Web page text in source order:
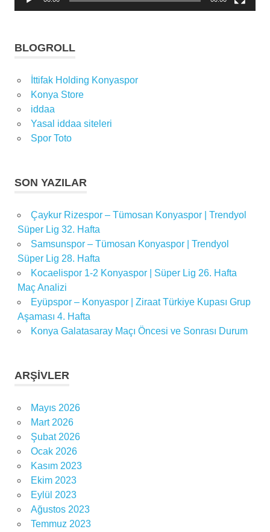
sonucu
BLOGROLL
İttifak Holding Konyaspor
Konya Store
iddaa
Yasal iddaa siteleri
Spor Toto
SON YAZILAR
Çaykur Rizespor – Tümosan Konyaspor | Trendyol
Süper Lig 32. Hafta
Samsunspor – Tümosan Konyaspor | Trendyol
Süper Lig 28. Hafta
Kocaelispor 1-2 Konyaspor | Süper Lig 26. Hafta
Maç Analizi
Eyüpspor – Konyaspor | Ziraat Türkiye Kupası Grup
Aşaması 4. Hafta
Konya Galatasaray Maçı Öncesi ve Sonrası Durum
ARŞIVLER
Mayıs 2026
Mart 2026
Şubat 2026
Ocak 2026
Kasım 2023
Ekim 2023
Eylül 2023
Ağustos 2023
Temmuz 2023